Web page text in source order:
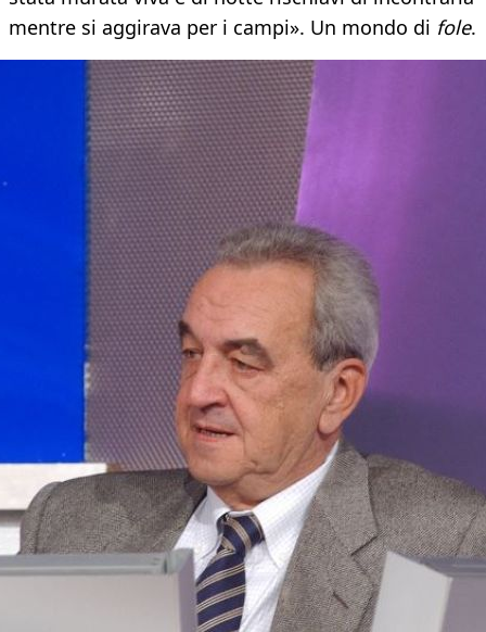
mentre si aggirava per i campi». Un mondo di fole.